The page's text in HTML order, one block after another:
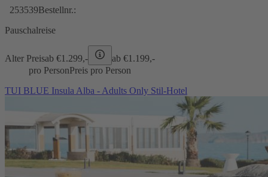
253539Bestellnr.:
Pauschalreise
Alter Preisab €1.299,- ab €1.199,-
pro PersonPreis pro Person
TUI BLUE Insula Alba - Adults Only Stil-Hotel